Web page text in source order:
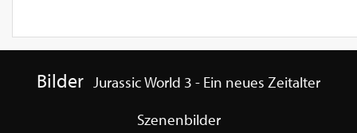
Bilder
Jurassic World 3 - Ein neues Zeitalter
Szenenbilder